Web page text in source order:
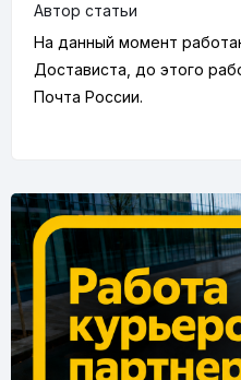
Автор статьи
На данный момент
Достависта, до этого
Почта России.